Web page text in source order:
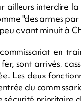
ailleurs interdire
"des armes
avant minuit à
en
sont arrivés,
Les deux
du
sécurité prioritaire